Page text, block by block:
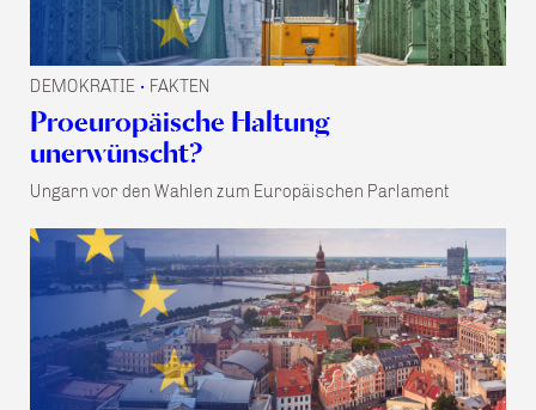
DEMOKRATIE • FAKTEN
Proeuropäische Haltung
unerwünscht?
Ungarn vor den Wahlen zum Europäischen Parlament